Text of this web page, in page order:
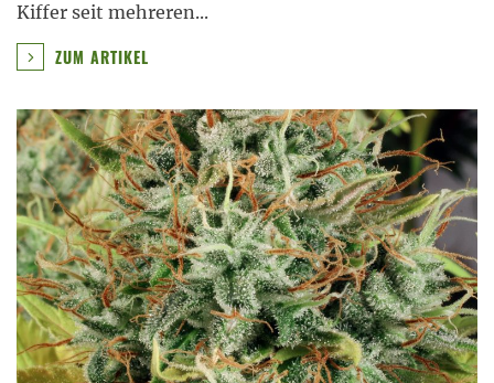
Kiffer seit mehreren...
ZUM ARTIKEL